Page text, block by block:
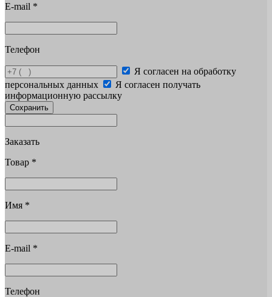
E-mail *
Телефон
Я согласен на обработку
персональных данных
Я согласен получать
информационную рассылку
Сохранить
Заказать
Товар *
Имя *
E-mail *
Телефон